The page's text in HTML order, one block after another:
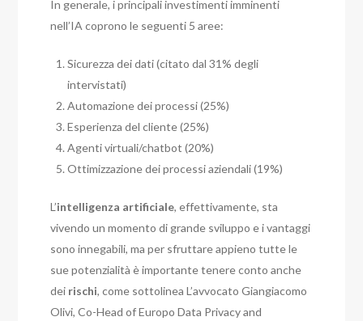
In generale, i principali investimenti imminenti
nell’IA coprono le seguenti 5 aree:
Sicurezza dei dati (citato dal 31% degli
intervistati)
Automazione dei processi (25%)
Esperienza del cliente (25%)
Agenti virtuali/chatbot (20%)
Ottimizzazione dei processi aziendali (19%)
L’intelligenza artificiale, effettivamente, sta
vivendo un momento di grande sviluppo e i vantaggi
sono innegabili, ma per sfruttare appieno tutte le
sue potenzialità è importante tenere conto anche
dei rischi, come sottolinea L’avvocato Giangiacomo
Olivi, Co-Head of Europo Data Privacy and